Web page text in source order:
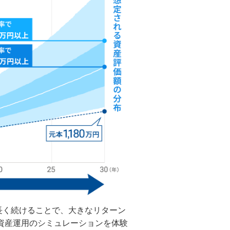
続けることで、大きなリターン
運用のシミュレーションを体験